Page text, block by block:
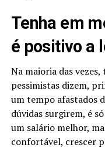
Tenha em
é positivo a
Na maioria das
pessimistas dizem,
um tempo afastados
dúvidas surgirem, é
um salário melhor,
confortável, crescer